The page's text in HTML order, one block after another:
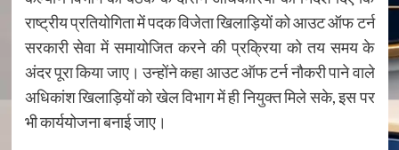
राष्ट्रीय प्रतियोगिता में पदक विजेता खिलाड़ियों को आउट ऑफ टर्न
सरकारी सेवा में समायोजित करने की प्रक्रिया को तय समय के
अंदर पूरा किया जाए। उन्होंने कहा आउट ऑफ टर्न नौकरी पाने वाले
अधिकांश खिलाड़ियों को खेल विभाग में ही नियुक्त मिले सके, इस पर
भी कार्ययोजना बनाई जाए।